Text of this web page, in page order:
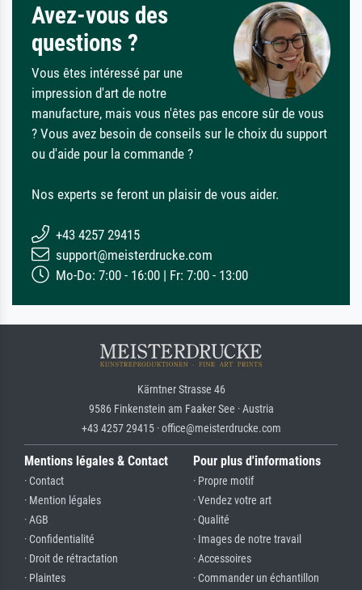
Avez-vous des
questions ?
Vous êtes intéressé par une
impression d'art de notre
manufacture, mais vous n'êtes pas encore sûr de vous
? Vous avez besoin de conseils sur le choix du support
ou d'aide pour la commande ?
Nos experts se feront un plaisir de vous aider.
+43 4257 29415
support@meisterdrucke.com
Mo-Do: 7:00 - 16:00 | Fr: 7:00 - 13:00
Kärntner Strasse 46
9586 Finkenstein am Faaker See · Austria
+43 4257 29415 · office@meisterdrucke.com
Mentions légales & Contact
· Contact
· Mention légales
· AGB
· Confidentialité
· Droit de rétractation
· Plaintes
Pour plus d'informations
· Propre motif
· Vendez votre art
· Qualité
· Images de notre travail
· Accessoires
· Commander un échantillon